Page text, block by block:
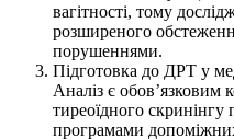
вагітності, тому
розширеного
порушеннями.
Підготовка до ДРТ у
Аналіз є
тиреоїдного
програмами